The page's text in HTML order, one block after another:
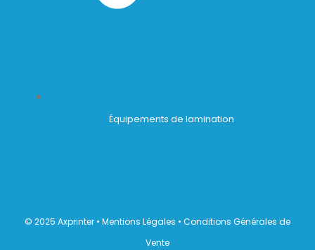
Équipements de lamination
© 2025 Axprinter • Mentions Légales • Conditions Générales de
Vente